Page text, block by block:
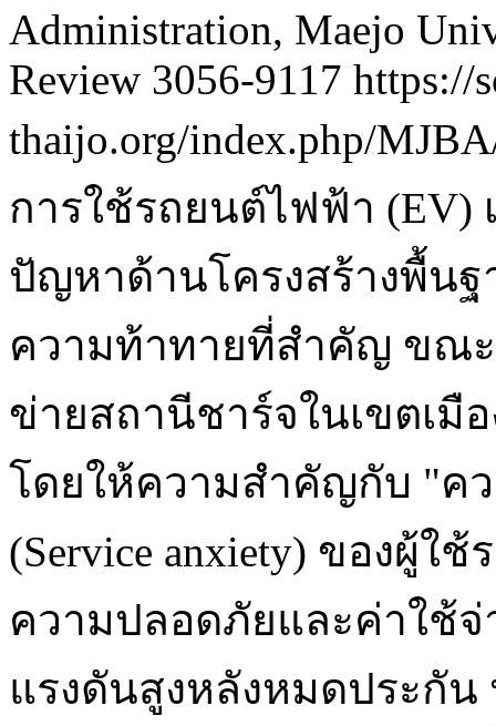
Administration, Maejo
Review 3056-9117 https://
thaijo.org/index.php/
การใช้รถยนต์ไฟฟ้า (EV)
ปัญหาด้านโครงสร้างพื้น
ความท้าทายที่สำคัญ ขณ
ข่ายสถานีชาร์จในเขตเมื
โดยให้ความสำคัญกับ "ค
(Service anxiety) ของผู้ใ
ความปลอดภัยและค่าใช้จ่
แรงดันสูงหลังหมดประกั